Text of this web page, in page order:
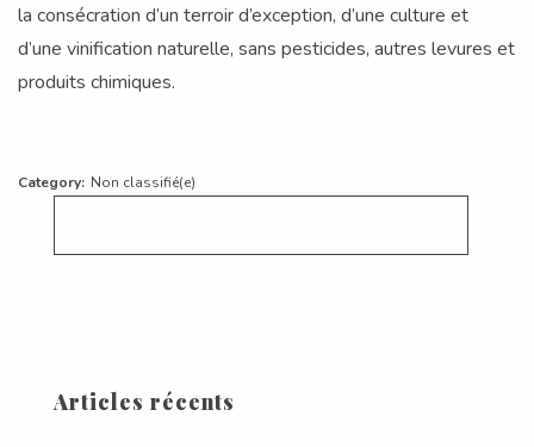
la consécration d’un terroir d’exception, d’une culture et
d’une vinification naturelle, sans pesticides, autres levures et
produits chimiques.
Category: Non classifié(e)
Articles récents